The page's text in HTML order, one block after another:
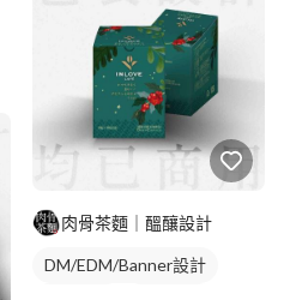
肉骨茶麵｜醞釀設計
DM/EDM/Banner設計